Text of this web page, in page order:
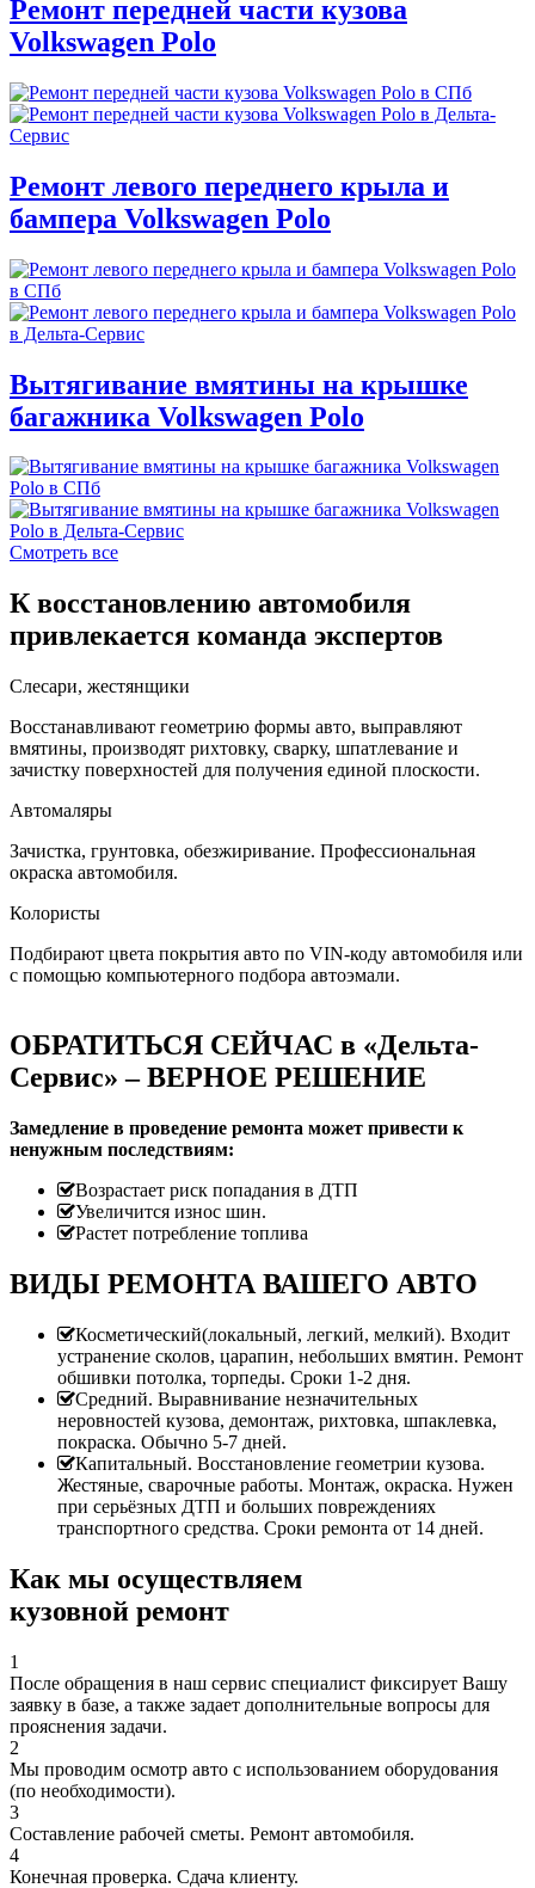
Ремонт передней части кузова
Volkswagen Polo
Ремонт левого переднего крыла и
бампера Volkswagen Polo
Вытягивание вмятины на крышке
багажника Volkswagen Polo
Смотреть все
К восстановлению автомобиля
привлекается команда экспертов
Слесари, жестянщики
Восстанавливают геометрию формы авто, выправляют
вмятины, производят рихтовку, сварку, шпатлевание и
зачистку поверхностей для получения единой плоскости.
Автомаляры
Зачистка, грунтовка, обезжиривание. Профессиональная
окраска автомобиля.
Колористы
Подбирают цвета покрытия авто по VIN-коду автомобиля или
с помощью компьютерного подбора автоэмали.
ОБРАТИТЬСЯ СЕЙЧАС в «Дельта-
Сервис» – ВЕРНОЕ РЕШЕНИЕ
Замедление в проведение ремонта может привести к
ненужным последствиям:
Возрастает риск попадания в ДТП
Увеличится износ шин.
Растет потребление топлива
ВИДЫ РЕМОНТА ВАШЕГО АВТО
Косметический(локальный, легкий, мелкий). Входит
устранение сколов, царапин, небольших вмятин. Ремонт
обшивки потолка, торпеды. Сроки 1-2 дня.
Средний. Выравнивание незначительных
неровностей кузова, демонтаж, рихтовка, шпаклевка,
покраска. Обычно 5-7 дней.
Капитальный. Восстановление геометрии кузова.
Жестяные, сварочные работы. Монтаж, окраска. Нужен
при серьёзных ДТП и больших повреждениях
транспортного средства. Сроки ремонта от 14 дней.
Как мы осуществляем
кузовной ремонт
1
После обращения в наш сервис специалист фиксирует Вашу
заявку в базе, а также задает дополнительные вопросы для
прояснения задачи.
2
Мы проводим осмотр авто с использованием оборудования
(по необходимости).
3
Составление рабочей сметы. Ремонт автомобиля.
4
Конечная проверка. Сдача клиенту.